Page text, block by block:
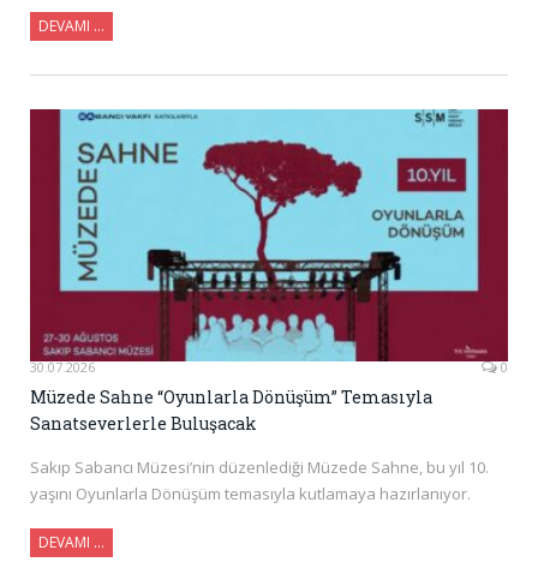
DEVAMI …
30.07.2026 0
Müzede Sahne “Oyunlarla Dönüşüm” Temasıyla
Sanatseverlerle Buluşacak
Sakıp Sabancı Müzesi’nin düzenlediği Müzede Sahne, bu yıl 10.
yaşını Oyunlarla Dönüşüm temasıyla kutlamaya hazırlanıyor.
DEVAMI ...